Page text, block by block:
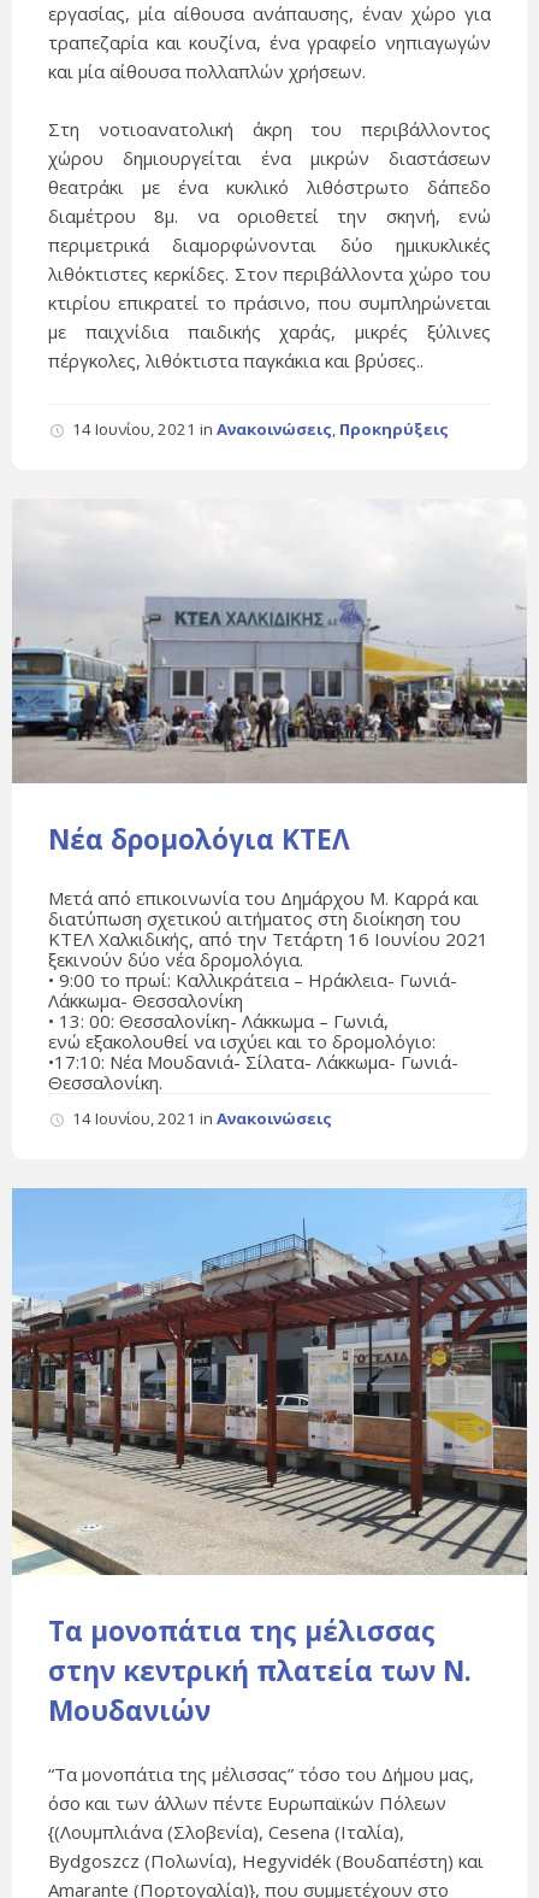
εργασίας, μία αίθουσα ανάπαυσης, έναν χώρο για
τραπεζαρία και κουζίνα, ένα γραφείο νηπιαγωγών
και μία αίθουσα πολλαπλών χρήσεων.
Στη νοτιοανατολική άκρη του περιβάλλοντος
χώρου δημιουργείται ένα μικρών διαστάσεων
θεατράκι με ένα κυκλικό λιθόστρωτο δάπεδο
διαμέτρου 8μ. να οριοθετεί την σκηνή, ενώ
περιμετρικά διαμορφώνονται δύο ημικυκλικές
λιθόκτιστες κερκίδες. Στον περιβάλλοντα χώρο του
κτιρίου επικρατεί το πράσινο, που συμπληρώνεται
με παιχνίδια παιδικής χαράς, μικρές ξύλινες
πέργκολες, λιθόκτιστα παγκάκια και βρύσες..
14 Ιουνίου, 2021 in Ανακοινώσεις, Προκηρύξεις
Νέα δρομολόγια ΚΤΕΛ
Μετά από επικοινωνία του Δημάρχου Μ. Καρρά και
διατύπωση σχετικού αιτήματος στη διοίκηση του
ΚΤΕΛ Χαλκιδικής, από την Τετάρτη 16 Ιουνίου 2021
ξεκινούν δύο νέα δρομολόγια.
• 9:00 το πρωί: Καλλικράτεια – Ηράκλεια- Γωνιά-
Λάκκωμα- Θεσσαλονίκη
• 13: 00: Θεσσαλονίκη- Λάκκωμα – Γωνιά,
ενώ εξακολουθεί να ισχύει και το δρομολόγιο:
•17:10: Νέα Μουδανιά- Σίλατα- Λάκκωμα- Γωνιά-
Θεσσαλονίκη.
14 Ιουνίου, 2021 in Ανακοινώσεις
Τα μονοπάτια της μέλισσας
στην κεντρική πλατεία των Ν.
Μουδανιών
“Τα μονοπάτια της μέλισσας” τόσο του Δήμου μας,
όσο και των άλλων πέντε Ευρωπαϊκών Πόλεων
{(Λουμπλιάνα (Σλοβενία), Cesena (Ιταλία),
Bydgoszcz (Πολωνία), Hegyvidék (Βουδαπέστη) και
Amarante (Πορτογαλία)}, που συμμετέχουν στο